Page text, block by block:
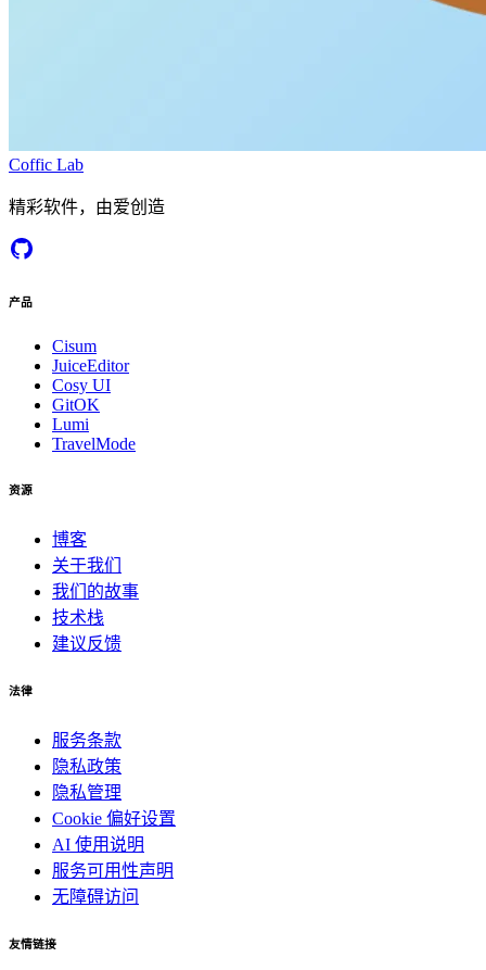
Coffic Lab
精彩软件，由爱创造
产品
Cisum
JuiceEditor
Cosy UI
GitOK
Lumi
TravelMode
资源
博客
关于我们
我们的故事
技术栈
建议反馈
法律
服务条款
隐私政策
隐私管理
Cookie 偏好设置
AI 使用说明
服务可用性声明
无障碍访问
友情链接